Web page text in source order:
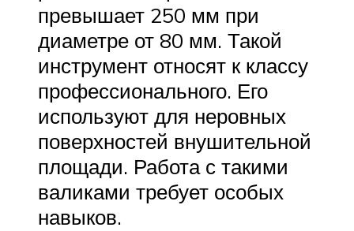
превышает 250 мм при
диаметре от 80 мм. Такой
инструмент относят к классу
профессионального. Его
используют для неровных
поверхностей внушительной
площади. Работа с такими
валиками требует особых
навыков.